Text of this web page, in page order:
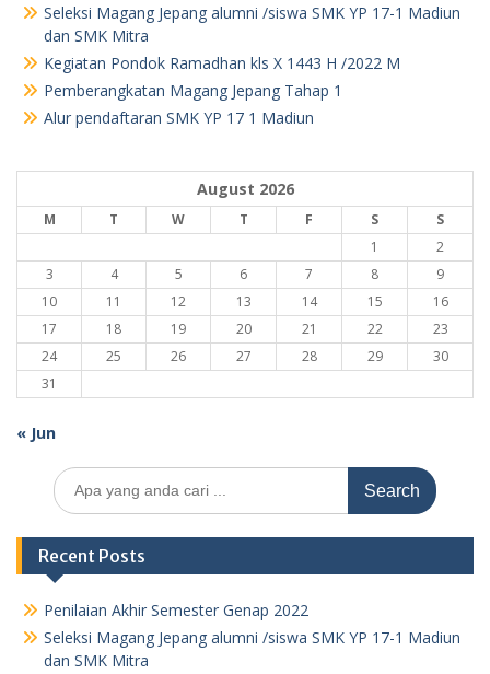
Seleksi Magang Jepang alumni /siswa SMK YP 17-1 Madiun
dan SMK Mitra
Kegiatan Pondok Ramadhan kls X 1443 H /2022 M
Pemberangkatan Magang Jepang Tahap 1
Alur pendaftaran SMK YP 17 1 Madiun
August 2026
M T W T F S
S
1
2
3
4 5 6 7 8
9
10
11 12 13 14 15
16
17
18 19 20 21 22
23
24
25 26 27 28 29
30
31
« Jun
Search
for:
Recent Posts
Penilaian Akhir Semester Genap 2022
Seleksi Magang Jepang alumni /siswa SMK YP 17-1 Madiun
dan SMK Mitra